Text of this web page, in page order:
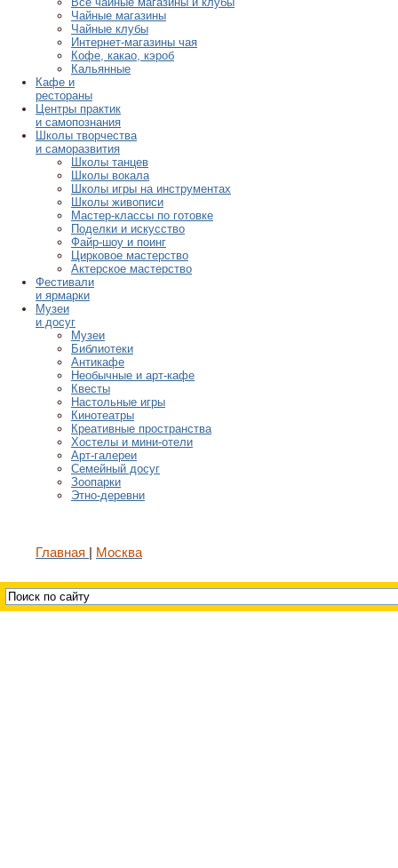
Чайные магазины
Чайные клубы
Интернет-магазины чая
Кофе, какао, кэроб
Кальянные
Кафе и
рестораны
Центры практик
и самопознания
Школы творчества
и саморазвития
Школы танцев
Школы вокала
Школы игры на инструментах
Школы живописи
Мастер-классы по готовке
Поделки и искусство
Файр-шоу и поинг
Цирковое мастерство
Актерское мастерство
Фестивали
и ярмарки
Музеи
и досуг
Музеи
Библиотеки
Антикафе
Необычные и арт-кафе
Квесты
Настольные игры
Кинотеатры
Креативные пространства
Хостелы и мини-отели
Арт-галереи
Семейный досуг
Зоопарки
Этно-деревни
Главная Москва